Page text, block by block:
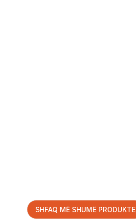
SHFAQ MË SHUMË PRODUKTE